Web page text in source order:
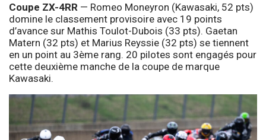
Coupe ZX-4RR — Romeo Moneyron (Kawasaki, 52 pts)
domine le classement provisoire avec 19 points
d’avance sur Mathis Toulot-Dubois (33 pts). Gaetan
Matern (32 pts) et Marius Reyssie (32 pts) se tiennent
en un point au 3ème rang. 20 pilotes sont engagés pour
cette deuxième manche de la coupe de marque
Kawasaki.